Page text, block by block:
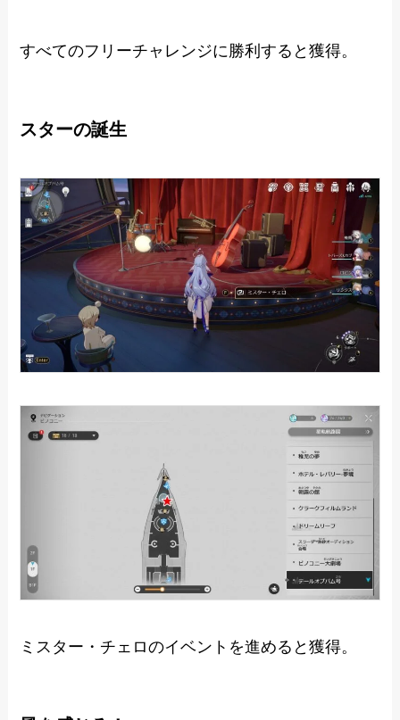
すべてのフリーチャレンジに勝利すると獲得。
スターの誕生
ミスター・チェロのイベントを進めると獲得。